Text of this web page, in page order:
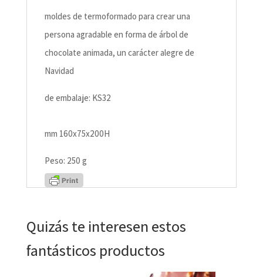
moldes de termoformado para crear una
persona agradable en forma de árbol de
chocolate animada, un carácter alegre de
Navidad
de embalaje: KS32
mm 160x75x200H
Peso: 250 g
Quizás te interesen estos
fantásticos productos